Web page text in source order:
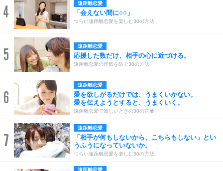
4 遠距離恋愛
「会えない間に○○」
つらい遠距離恋愛を楽しむ30の方法
5 遠距離恋愛
応援した数だけ、相手の心に近づける。
遠距離恋愛の浮気を防ぐ30の方法
6
遠距離恋愛
愛を欲しがるだけでは、うまくいかない。
愛を伝えようとすると、うまくいく。
遠距離恋愛で寂しいときの30の言葉
7
遠距離恋愛
「相手が何もしないから、こちらもしない」とい
うふうになっていないか。
つらい遠距離恋愛を楽しむ30の方法
遠距離恋愛